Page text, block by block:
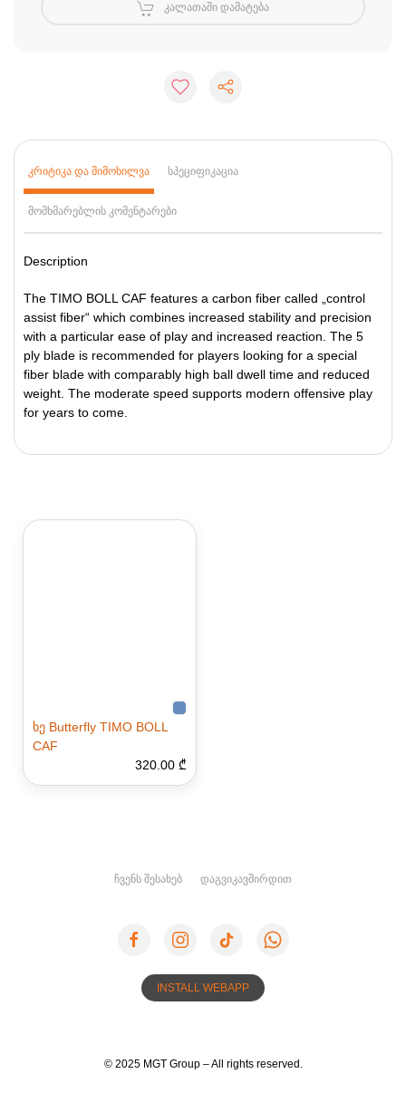
ᲙᲐᲚᲐᲗᲐᲨᲘ ᲓᲐᲛᲐᲢᲔᲑᲐ
ᲙᲠᲘᲢᲘᲙᲐ ᲓᲐ ᲛᲘᲛᲝᲮᲘᲚᲕᲐ ᲡᲞᲔᲪᲘᲤᲘᲙᲐᲪᲘᲐ
ᲛᲝᲛᲮᲛᲐᲠᲔᲑᲚᲘᲡ ᲙᲝᲛᲔᲜᲢᲐᲠᲔᲑᲘ
Description
The TIMO BOLL CAF features a carbon fiber called „control
assist fiber“ which combines increased stability and precision
with a particular ease of play and increased reaction. The 5
ply blade is recommended for players looking for a special
fiber blade with comparably high ball dwell time and reduced
weight. The moderate speed supports modern offensive play
for years to come.
ხე Butterfly TIMO BOLL
CAF
320.00 ₾
ᲩᲕᲔᲜᲡ ᲨᲔᲡᲐᲮᲔᲑ ᲓᲐᲒᲕᲘᲙᲐᲕᲨᲘᲠᲓᲘᲗ
INSTALL WEBAPP
© 2025 MGT Group – All rights reserved.